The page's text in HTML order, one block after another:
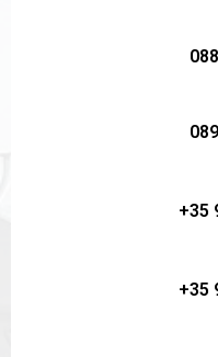
+35
+35